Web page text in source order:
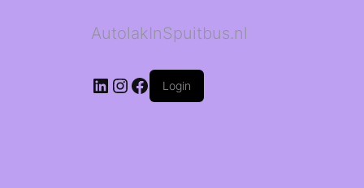
AutolakInSpuitbus.nl
LinkedIn
Instagram
Facebook
Login